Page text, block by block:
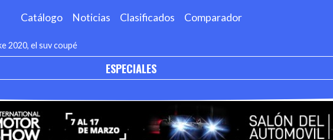
Catálogo Noticias Clasificados Comparador
2020, el suv coupé
ESPECIALES